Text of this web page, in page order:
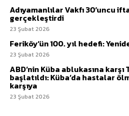
Adıyamanlılar Vakfı 30’uncu
gerçekleştirdi
23 Şubat 2026
Feriköy’ün 100. yıl hedefi:
23 Şubat 2026
ABD’nin Küba ablukasına
başlatıldı: Küba’da hastalar
karşıya
23 Şubat 2026